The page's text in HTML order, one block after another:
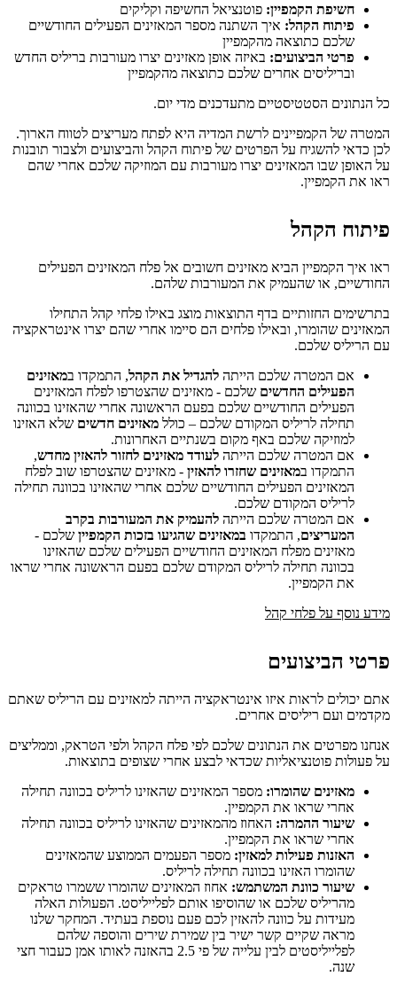
חשיפת הקמפיין: פוטנציאל החשיפה וקליקים
פיתוח הקהל: איך השתנה מספר המאזינים הפעילים החודשיים
שלכם כתוצאה מהקמפיין
פרטי הביצועים: באיזה אופן מאזינים יצרו מעורבות בריליס החדש
ובריליסים אחרים שלכם כתוצאה מהקמפיין
כל הנתונים הסטטיסטיים מתעדכנים מדי יום.
המטרה של הקמפיינים לרשת המדיה היא לפתח מעריצים לטווח הארוך.
לכן כדאי להשגיח על הפרטים של פיתוח הקהל והביצועים ולצבור תובנות
על האופן שבו המאזינים יצרו מעורבות עם המוזיקה שלכם אחרי שהם
ראו את הקמפיין.
פיתוח הקהל
ראו איך הקמפיין הביא מאזינים חשובים אל פלח המאזינים הפעילים
החודשיים, או שהעמיק את המעורבות שלהם.
בתרשימים החזותיים בדף התוצאות מוצג באילו פלחי קהל התחילו
המאזינים שהומרו, ובאילו פלחים הם סיימו אחרי שהם יצרו אינטראקציה
עם הריליס שלכם.
אם המטרה שלכם הייתה להגדיל את הקהל, התמקדו במאזינים
הפעילים החדשים שלכם - מאזינים שהצטרפו לפלח המאזינים
הפעילים החודשיים שלכם בפעם הראשונה אחרי שהאזינו בכוונה
תחילה לריליס המקודם שלכם – כולל מאזינים חדשים שלא האזינו
למוזיקה שלכם באף מקום בשנתיים האחרונות.
אם המטרה שלכם הייתה לעודד מאזינים לחזור להאזין מחדש,
התמקדו במאזינים שחזרו להאזין - מאזינים שהצטרפו שוב לפלח
המאזינים הפעילים החודשיים שלכם אחרי שהאזינו בכוונה תחילה
לריליס המקודם שלכם.
אם המטרה שלכם הייתה להעמיק את המעורבות בקרב
המעריצים, התמקדו במאזינים שהגיעו בזכות הקמפיין שלכם -
מאזינים מפלח המאזינים החודשיים הפעילים שלכם שהאזינו
בכוונה תחילה לריליס המקודם שלכם בפעם הראשונה אחרי שראו
את הקמפיין.
מידע נוסף על פלחי קהל
פרטי הביצועים
אתם יכולים לראות איזו אינטראקציה הייתה למאזינים עם הריליס שאתם
מקדמים ועם ריליסים אחרים.
אנחנו מפרטים את הנתונים שלכם לפי פלח הקהל ולפי הטראק, וממליצים
על פעולות פוטנציאליות שכדאי לבצע אחרי שצופים בתוצאות.
מאזינים שהומרו: מספר המאזינים שהאזינו לריליס בכוונה תחילה
אחרי שראו את הקמפיין.
שיעור ההמרה: האחוז מהמאזינים שהאזינו לריליס בכוונה תחילה
אחרי שראו את הקמפיין.
האזנות פעילות למאזין: מספר הפעמים הממוצע שהמאזינים
שהומרו האזינו בכוונה תחילה לריליס.
שיעור כוונת המשתמש: אחוז המאזינים שהומרו ששמרו טראקים
מהריליס שלכם או שהוסיפו אותם לפלייליסט. הפעולות האלה
מעידות על כוונה להאזין לכם פעם נוספת בעתיד. המחקר שלנו
מראה שקיים קשר ישיר בין שמירת שירים והוספה שלהם
לפלייליסטים לבין עלייה של פי 2.5 בהאזנה לאותו אמן כעבור חצי
שנה.